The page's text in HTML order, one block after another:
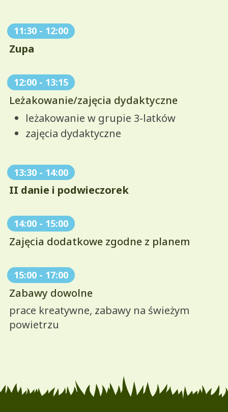
11:30- 12:00
Zupa
12:00- 13:15
Leżakowanie/zajęcia dydaktyczne
leżakowanie w grupie 3-latków
zajęcia dydaktyczne
13:30- 14:00
II danie i podwieczorek
14:00- 15:00
Zajęcia dodatkowe zgodne z planem
15:00- 17:00
Zabawy dowolne
prace kreatywne, zabawy na świeżym
powietrzu